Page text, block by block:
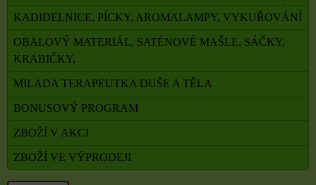
KADIDELNICE, PÍCKY, AROMALAMPY, VYKUŘOVÁNÍ
OBALOVÝ MATERIÁL, SATÉNOVÉ MAŠLE, SÁČKY,
KRABIČKY,
MILADA TERAPEUTKA DUŠE A TĚLA
BONUSOVÝ PROGRAM
ZBOŽÍ V AKCI
ZBOŽÍ VE VÝPRODEJI